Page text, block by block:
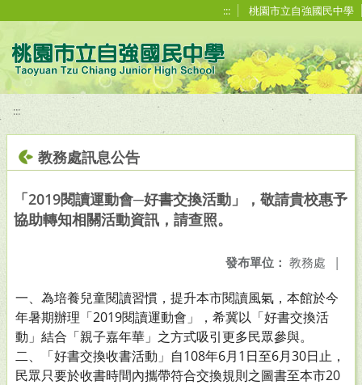
::: 桃園市立自強國民中學
:::
教務處訊息公告
「2019閱讀運動會─好書交換活動」，敬請貴校惠予
協助轉知相關活動資訊，請查照。
發布單位： 教務處 |
一、為培養兒童閱讀習慣，提升本市閱讀風氣，本館於今
年暑期辦理「2019閱讀運動會」，希冀以「好書交換活
動」結合「親子嘉年華」之方式吸引更多民眾參與。
二、「好書交換收書活動」自108年6月1日至6月30日止，
民眾只要於收書時間內攜帶符合交換規則之圖書至本市20